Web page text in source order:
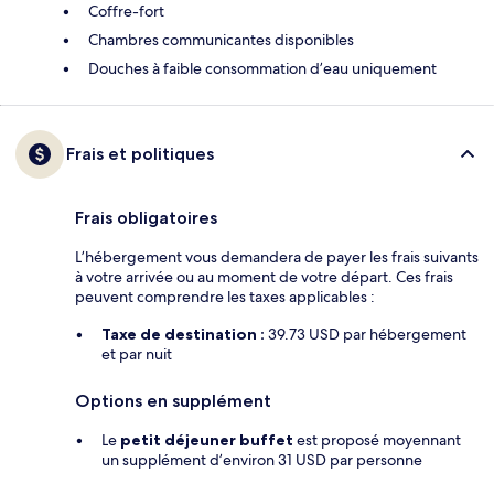
Coffre-fort
Chambres communicantes disponibles
Douches à faible consommation d’eau uniquement
Frais et politiques
Frais obligatoires
L’hébergement vous demandera de payer les frais suivants
à votre arrivée ou au moment de votre départ. Ces frais
peuvent comprendre les taxes applicables :
Taxe de destination : 39.73 USD par hébergement
et par nuit
Options en supplément
Le petit déjeuner buffet est proposé moyennant
un supplément d’environ 31 USD par personne